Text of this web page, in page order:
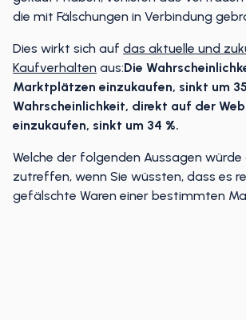
die mit Fälschungen in Verbindung
Dies wirkt sich auf das aktuelle und
Kaufverhalten aus:Die
Marktplätzen einzukaufen, sinkt um
Wahrscheinlichkeit, direkt auf der
einzukaufen, sinkt um 34 %.
Welche der folgenden Aussagen würde
zutreffen, wenn Sie wüssten, dass es
gefälschte Waren einer bestimmten